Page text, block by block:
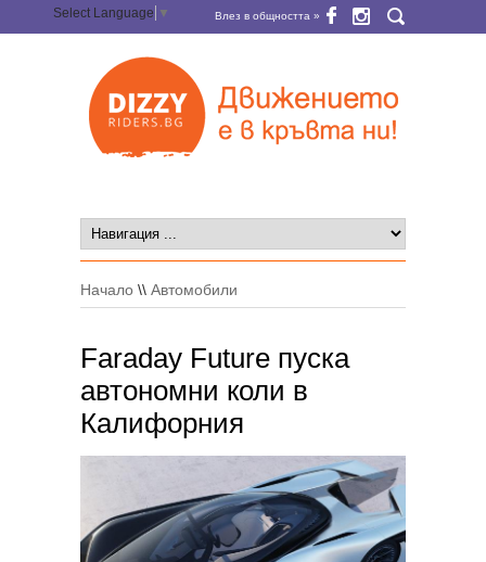
Select Language ▼ Влез в общността »
Начало \\ Автомобили
Faraday Future пуска
автономни коли в
Калифорния